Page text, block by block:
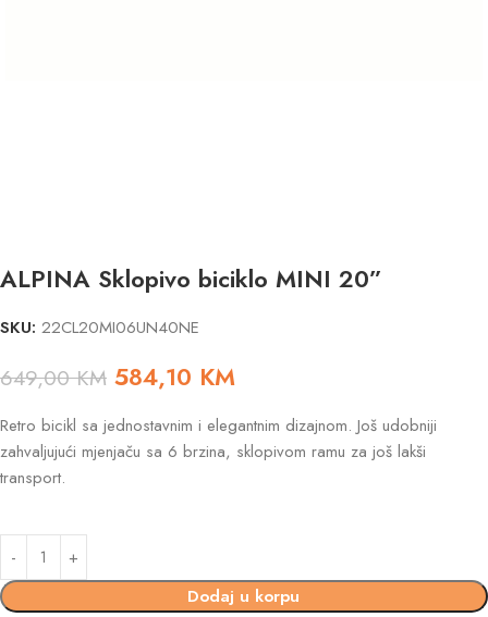
ALPINA Sklopivo biciklo MINI 20”
SKU: 22CL20MI06UN40NE
649,00KM 584,10 KM
Retro bicikl sa jednostavnim i elegantnim dizajnom. Još udobniji
zahvaljujući mjenjaču sa 6 brzina, sklopivom ramu za još lakši
transport.
Dodaj u korpu